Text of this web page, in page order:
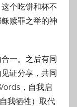
个吃饼和杯不
赎罪之举的神
一。之后有同
证分享，共同
，自我启
我牺牲）取代